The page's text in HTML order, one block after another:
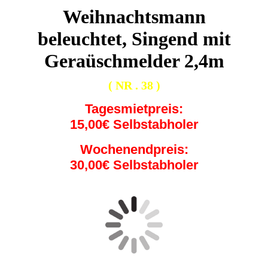
Weihnachtsmann
beleuchtet, Singend mit
Geraüschmelder 2,4m
( NR . 38 )
Tagesmietpreis:
15,00€ Selbstabholer
Wochenendpreis:
30,00€ Selbstabholer